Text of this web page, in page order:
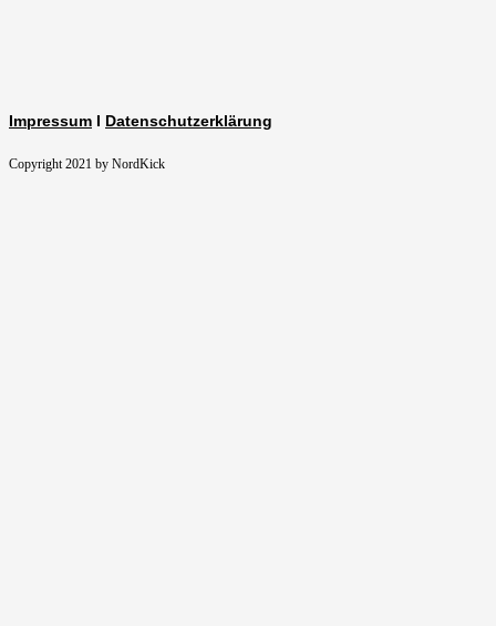
Impressum I Datenschutzerklärung
Copyright 2021 by NordKick